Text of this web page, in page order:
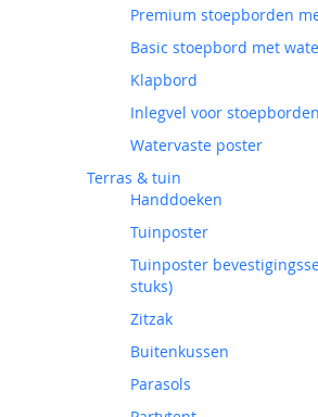
Premium stoepborden
Basic stoepbord met
Klapbord
Inlegvel voor stoepborden
Watervaste poster
Terras & tuin
Handdoeken
Tuinposter
Tuinposter
stuks)
Zitzak
Buitenkussen
Parasols